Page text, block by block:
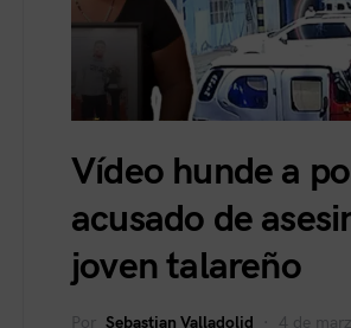
Vídeo hunde a
acusado de
joven talareño
Por Sebastian Valladolid 4 de